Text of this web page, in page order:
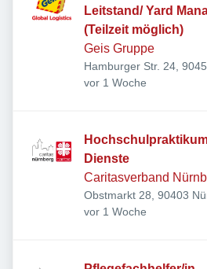
Leitstand/ Yard
(Teilzeit möglich)
Geis Gruppe
Hamburger Str. 24,
Deutschland
Veröffentlicht
vor 1 Woche
Dienste
Caritasverband
Obstmarkt 28, 90403
Deutschland
Veröffentlicht
vor 1 Woche